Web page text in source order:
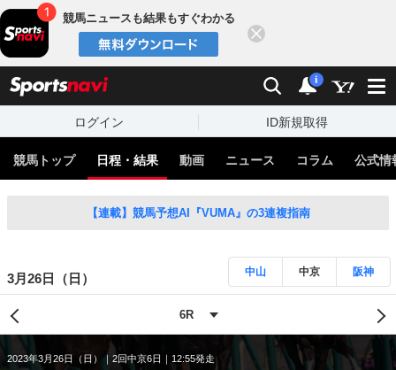
競馬ニュースも結果もすぐわかる
検索 通知
i
ログイン ID新規取得
競馬トップ 日程・結果 動画 ニュース コラム 公式情
【連載】競馬予想AI『VUMA』の3連複指南
3月26日（日） 中山 中京 阪神
2023年3月26日（日） 2回中京6日 12:55発走